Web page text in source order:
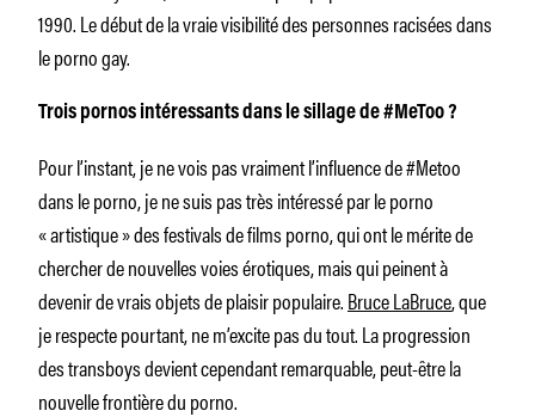
1990. Le début de la vraie visibilité des personnes racisées dans
le porno gay.
Trois pornos intéressants dans le sillage de #MeToo ?
Pour l’instant, je ne vois pas vraiment l’influence de #Metoo
dans le porno, je ne suis pas très intéressé par le porno
« artistique » des festivals de films porno, qui ont le mérite de
chercher de nouvelles voies érotiques, mais qui peinent à
devenir de vrais objets de plaisir populaire.Bruce LaBruce, que
je respecte pourtant, ne m’excite pas du tout. La progression
des transboys devient cependant remarquable, peut-être la
nouvelle frontière du porno.